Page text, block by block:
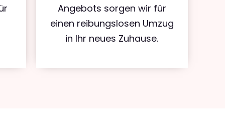
Angebots sorgen wir für
einen reibungslosen Umzug
in Ihr neues Zuhause.